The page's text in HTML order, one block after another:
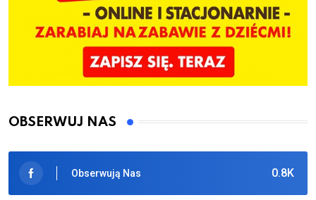
OBSERWUJ NAS
0.8K
Obserwują Nas